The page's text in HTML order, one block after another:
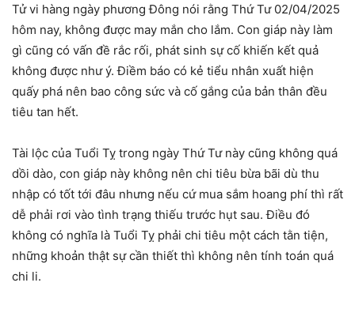
Tử vi hàng ngày phương Đông nói rằng Thứ Tư 02/04/2025
hôm nay, không được may mắn cho lắm. Con giáp này làm
gì cũng có vấn đề rắc rối, phát sinh sự cố khiến kết quả
không được như ý. Điềm báo có kẻ tiểu nhân xuất hiện
quấy phá nên bao công sức và cố gắng của bản thân đều
tiêu tan hết.
Tài lộc của Tuổi Tỵ trong ngày Thứ Tư này cũng không quá
dồi dào, con giáp này không nên chi tiêu bừa bãi dù thu
nhập có tốt tới đâu nhưng nếu cứ mua sắm hoang phí thì rất
dễ phải rơi vào tình trạng thiếu trước hụt sau. Điều đó
không có nghĩa là Tuổi Tỵ phải chi tiêu một cách tằn tiện,
những khoản thật sự cần thiết thì không nên tính toán quá
chi li.